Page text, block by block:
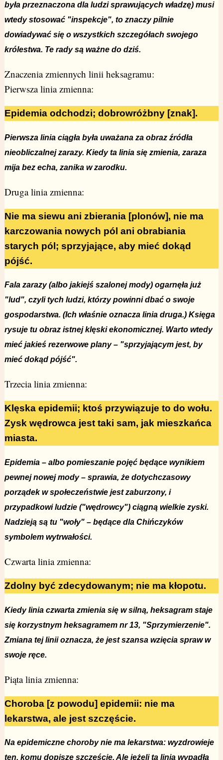
była przeznaczona dla ludzi sprawujących władzę) musi
wtedy stosować "inspekcje", to znaczy pilnie
dowiadywać się o wszystkich szczegółach swojego
królestwa. Te rady są ważne do dziś.
Znaczenia zmiennych linii heksagramu:
Pierwsza linia zmienna:
Epidemia odchodzi; dobrowróżbny [znak].
Pierwsza linia ciągła była uważana za obraz źródła
nieobliczalnej zarazy. Kiedy ta linia się zmienia, zaraza
mija bez echa, zanika w zarodku.
Druga linia zmienna:
Nie ma siewu ani zbierania [plonów], nie ma
karczowania nowych pól ani obrabiania
starych pól; sprzyjające, aby mieć dokąd
pójść.
Fala zarazy (albo jakiejś szalonej mody) ogarnęła już
"lud", czyli tych ludzi, którzy powinni dbać o swoje
gospodarstwa. (Ich właśnie oznacza linia druga.) Księga
rysuje tu obraz istnej klęski ekonomicznej. Warto wtedy
mieć jakieś rezerwowe plany – "sprzyjającym jest, by
mieć dokąd pójść".
Trzecia linia zmienna:
Klęska epidemii; ktoś przywiązuje to do wołu.
Zysk wędrowca jest taki sam, jak mieszkańca
miasta.
Epidemia – albo pomieszanie pojęć będące wynikiem
pewnej nowej mody – sprawia, że dotychczasowy
porządek w społeczeństwie jest zaburzony, i
przypadkowi ludzie ("wędrowcy") ciągną wielkie zyski.
Nadzieją są tu "woły" – będące dla Chińczyków
symbolem wytrwałości.
Czwarta linia zmienna:
Zdolny być zdecydowanym; nie ma kłopotu.
Kiedy linia czwarta zmienia się w silną, heksagram staje
się korzystnym heksagramem nr 13, "Sprzymierzenie".
Zmiana tej linii oznacza, że jest szansa wzięcia spraw w
swoje ręce.
Piąta linia zmienna:
Choroba [z powodu] epidemii: nie ma
lekarstwa, ale jest szczęście.
Na epidemiczne choroby nie ma lekarstwa: wyzdrowieje
ten, komu dopisze szczęście. Ale jeżeli ta linia wypadła